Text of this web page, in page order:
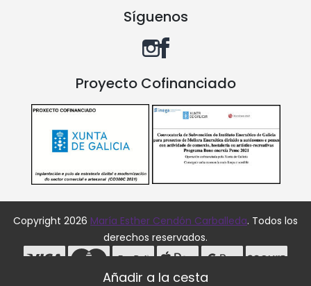
Síguenos
Proyecto Cofinanciado
Copyright 2026 María Esther Cendón Carballeda. Todos los
derechos reservados.
Desarrollado porMEIGASOFT. Tecnología